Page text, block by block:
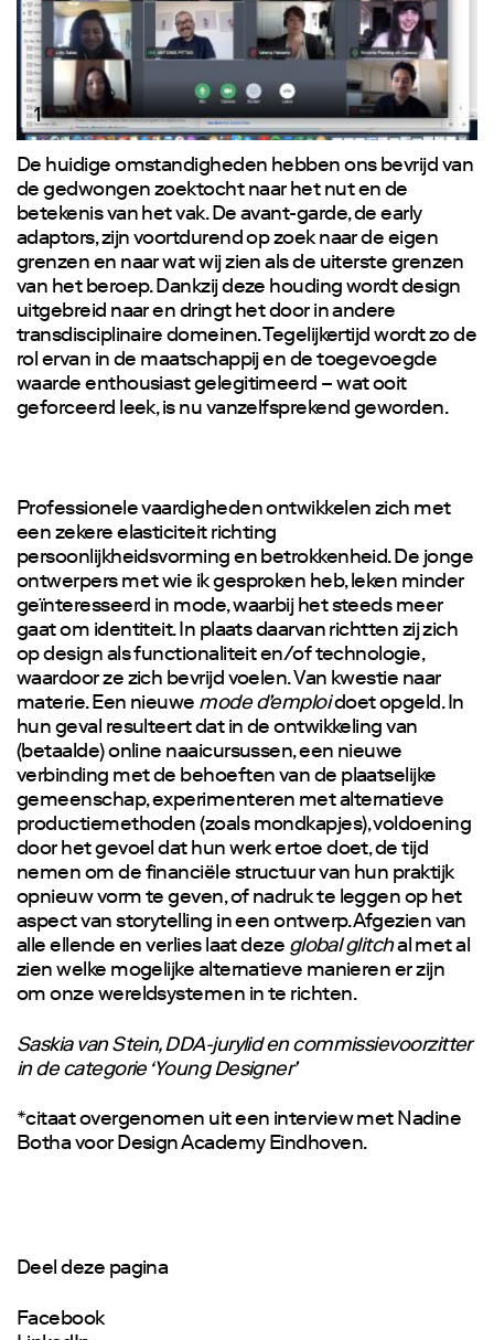
1
De huidige omstandigheden hebben ons bevrijd van
de gedwongen zoektocht naar het nut en de
betekenis van het vak. De avant-garde, de early
adaptors, zijn voortdurend op zoek naar de eigen
grenzen en naar wat wij zien als de uiterste grenzen
van het beroep. Dankzij deze houding wordt design
uitgebreid naar en dringt het door in andere
transdisciplinaire domeinen. Tegelijkertijd wordt zo de
rol ervan in de maatschappij en de toegevoegde
waarde enthousiast gelegitimeerd – wat ooit
geforceerd leek, is nu vanzelfsprekend geworden.
Professionele vaardigheden ontwikkelen zich met
een zekere elasticiteit richting
persoonlijkheidsvorming en betrokkenheid. De jonge
ontwerpers met wie ik gesproken heb, leken minder
geïnteresseerd in mode, waarbij het steeds meer
gaat om identiteit. In plaats daarvan richtten zij zich
op design als functionaliteit en/of technologie,
waardoor ze zich bevrijd voelen. Van kwestie naar
materie. Een nieuwe mode d’emploidoet opgeld. In
hun geval resulteert dat in de ontwikkeling van
(betaalde) online naaicursussen, een nieuwe
verbinding met de behoeften van de plaatselijke
gemeenschap, experimenteren met alternatieve
productiemethoden (zoals mondkapjes), voldoening
door het gevoel dat hun werk ertoe doet, de tijd
nemen om de financiële structuur van hun praktijk
opnieuw vorm te geven, of nadruk te leggen op het
aspect van storytelling in een ontwerp. Afgezien van
alle ellende en verlies laat deze global glitchal met al
zien welke mogelijke alternatieve manieren er zijn
om onze wereldsystemen in te richten.
Saskia van Stein, DDA-jurylid en commissievoorzitter
in de categorie ‘Young Designer’
*citaat overgenomen uit een interview met Nadine
Botha voor Design Academy Eindhoven.
Deel deze pagina
Facebook